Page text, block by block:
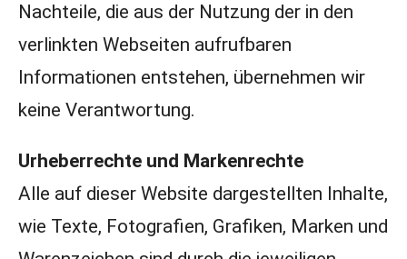
Nachteile, die aus der Nutzung der in den
verlinkten Webseiten aufrufbaren
Informationen entstehen, übernehmen wir
keine Verantwortung.
Urheberrechte und Markenrechte
Alle auf dieser Website dargestellten Inhalte,
wie Texte, Fotografien, Grafiken, Marken und